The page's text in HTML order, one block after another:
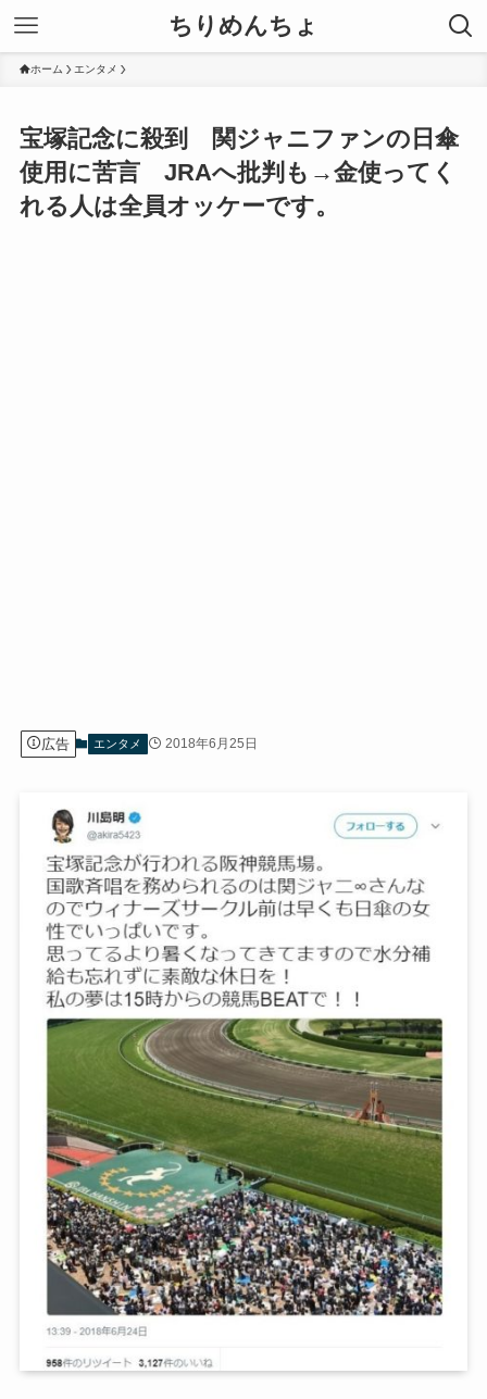
ちりめんちょ
ホーム エンタメ
宝塚記念に殺到 関ジャニファンの日傘
使用に苦言 JRAへ批判も→金使ってく
れる人は全員オッケーです。
広告 エンタメ 2018年6月25日